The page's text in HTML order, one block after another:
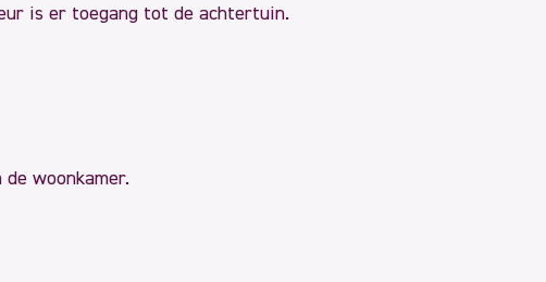
is er toegang tot de achtertuin.
woonkamer.